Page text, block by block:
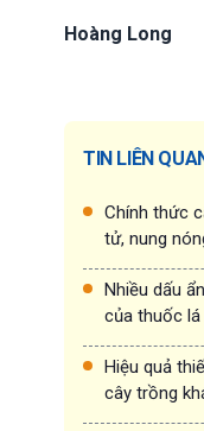
Hoàng Long
TIN LIÊN
Chính thức
tử, nung
Nhiều dấu
của thuốc
Hiệu quả
cây trồng